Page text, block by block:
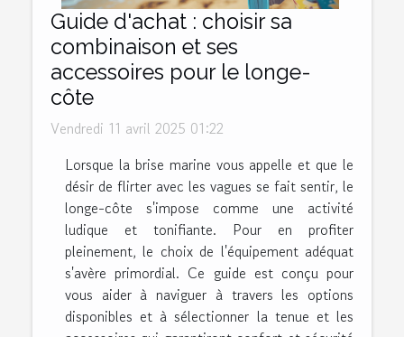
Guide d'achat : choisir sa
combinaison et ses
accessoires pour le longe-
côte
Vendredi 11 avril 2025 01:22
Lorsque la brise marine vous appelle et que le
désir de flirter avec les vagues se fait sentir, le
longe-côte s'impose comme une activité
ludique et tonifiante. Pour en profiter
pleinement, le choix de l'équipement adéquat
s'avère primordial. Ce guide est conçu pour
vous aider à naviguer à travers les options
disponibles et à sélectionner la tenue et les